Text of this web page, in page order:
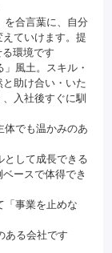
を合言葉に、自分
ていけます。提
環境です
風土。スキル・
助け合い・いた
入社後すぐに馴
体でも温かみのあ
として成長できる
ースで体得でき
「事業を止めな
ある会社です